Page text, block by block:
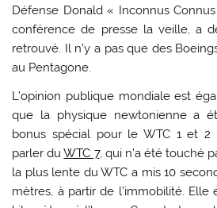
Défense Donald « Inconnus
conférence de presse la veille, a
retrouvé. Il n’y a pas que des
au Pentagone.
L’opinion publique mondiale est
que la physique newtonienne a
bonus spécial pour le WTC 1 et 2
parler duWTC 7, qui n’a été touché
la plus lente du WTC a mis 10
mètres, à partir de l’immobilité. Elle